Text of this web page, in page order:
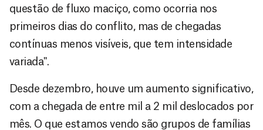
questão de fluxo maciço, como ocorria nos
primeiros dias do conflito, mas de chegadas
contínuas menos visíveis, que tem intensidade
variada".
Desde dezembro, houve um aumento significativo,
com a chegada de entre mil a 2 mil deslocados por
mês. O que estamos vendo são grupos de famílias